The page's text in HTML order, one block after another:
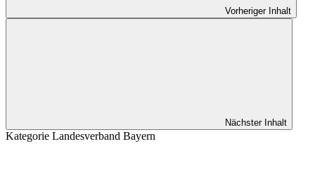
Vorheriger Inhalt
Nächster Inhalt
Kategorie Landesverband Bayern